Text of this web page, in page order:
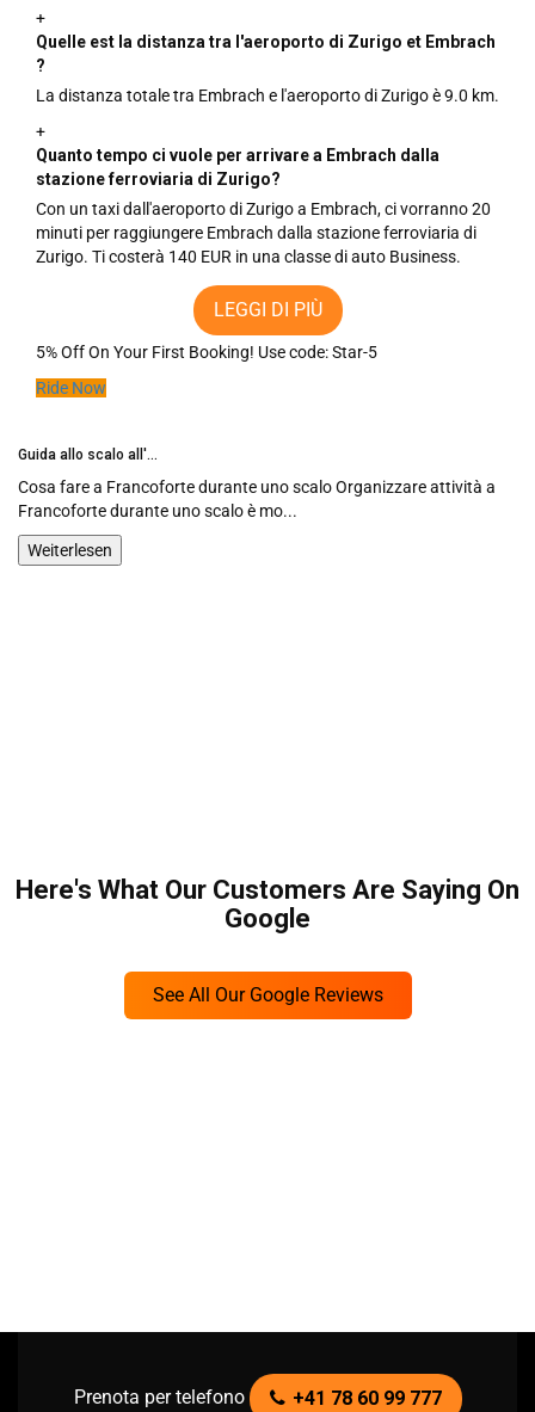
+
Quelle est la distanza tra l'aeroporto di Zurigo et Embrach
?
La distanza totale tra Embrach e l'aeroporto di Zurigo è 9.0 km.
+
Quanto tempo ci vuole per arrivare a Embrach dalla
stazione ferroviaria di Zurigo?
Con un taxi dall'aeroporto di Zurigo a Embrach, ci vorranno 20
minuti per raggiungere Embrach dalla stazione ferroviaria di
Zurigo. Ti costerà 140 EUR in una classe di auto Business.
LEGGI DI PIÙ
5% Off On Your First Booking! Use code:Star-5
Ride Now
all'...
durante uno scalo Organizzare attività a
uno scalo è mo...
Cosa fare
Here's What Our Customers Are Saying On
Google
See All Our Google Reviews
Prenota per telefono +41 78 60 99 777